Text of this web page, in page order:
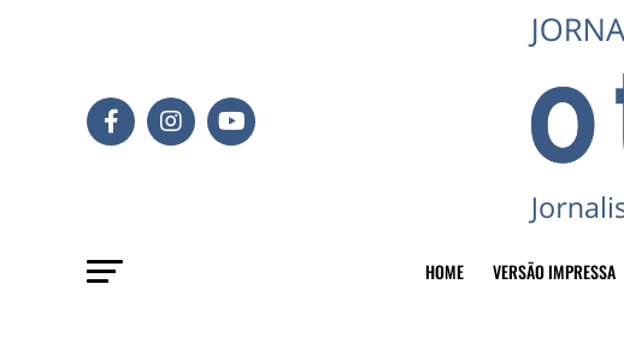
HOME VERSÃO IMPRESSA